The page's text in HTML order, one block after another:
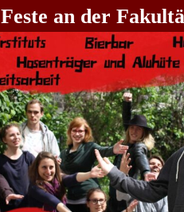
Feste an der